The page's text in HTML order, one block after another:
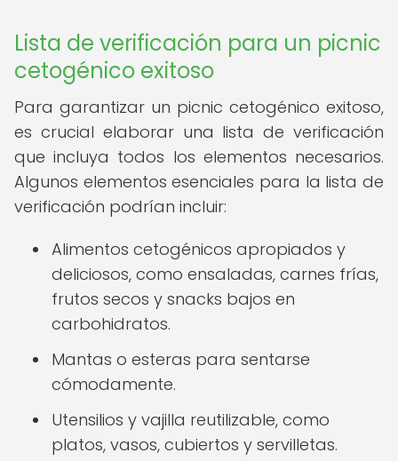
Lista de verificación para un picnic
cetogénico exitoso
Para garantizar un picnic cetogénico exitoso,
es crucial elaborar una lista de verificación
que incluya todos los elementos necesarios.
Algunos elementos esenciales para la lista de
verificación podrían incluir:
Alimentos cetogénicos apropiados y
deliciosos, como ensaladas, carnes frías,
frutos secos y snacks bajos en
carbohidratos.
Mantas o esteras para sentarse
cómodamente.
Utensilios y vajilla reutilizable, como
platos, vasos, cubiertos y servilletas.